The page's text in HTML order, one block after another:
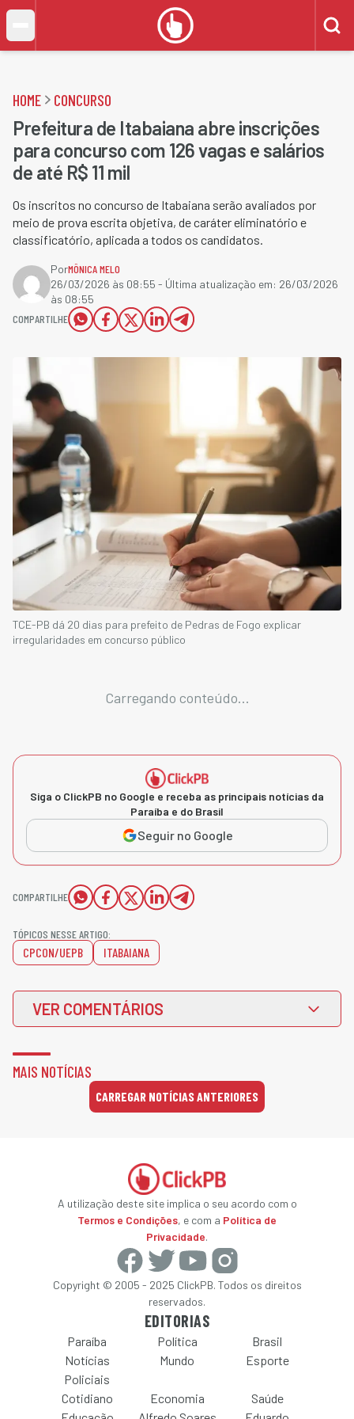
HOME CONCURSO
Prefeitura de Itabaiana abre inscrições
para concurso com 126 vagas e salários
de até R$ 11 mil
Os inscritos no concurso de Itabaiana serão avaliados por
meio de prova escrita objetiva, de caráter eliminatório e
classificatório, aplicada a todos os candidatos.
PorMÔNICA MELO
26/03/2026 às 08:55 - Última atualização em: 26/03/2026
às 08:55
COMPARTILHE
TCE-PB dá 20 dias para prefeito de Pedras de Fogo explicar
irregularidades em concurso público
Carregando conteúdo...
Siga o ClickPB no Google e receba as principais notícias da
Paraíba e do Brasil
Seguir no Google
COMPARTILHE
TÓPICOS NESSE ARTIGO:
CPCON/UEPB ITABAIANA
VER COMENTÁRIOS
MAIS NOTÍCIAS
CARREGAR NOTÍCIAS ANTERIORES
A utilização deste site implica o seu acordo com o
Termos e Condições, e com a Política de
Privacidade.
Copyright © 2005 - 2025 ClickPB. Todos os direitos
reservados.
EDITORIAS
Paraíba Política
Brasil
Notícias
Policiais
Mundo Esporte
Cotidiano Economia
Saúde